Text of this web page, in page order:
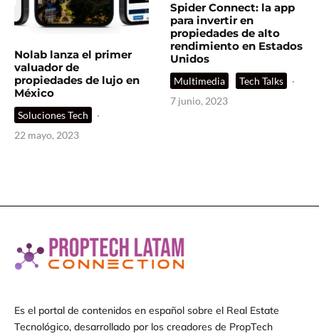
Nolab lanza el primer
valuador de
propiedades de lujo en
México
Soluciones Tech
·
22 mayo, 2023
Spider Connect: la app
para invertir en
propiedades de alto
rendimiento en Estados
Unidos
Multimedia Tech Talks
·
7 junio, 2023
Es el portal de contenidos en español sobre el Real Estate
Tecnológico, desarrollado por los creadores de PropTech